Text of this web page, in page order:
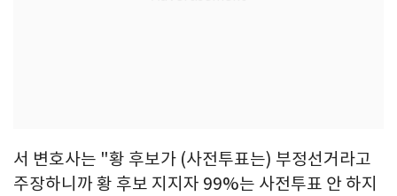
서 변호사는 "황 후보가 (사전투표는) 부정선거라고
주장하니까 황 후보 지지자 99%는 사전투표 안 하지